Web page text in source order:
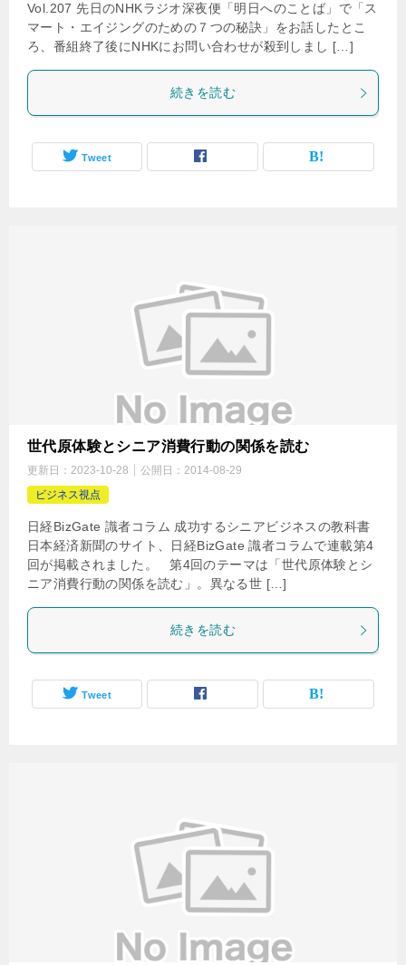
Vol.207 先日のNHKラジオ深夜便「明日へのことば」で「ス
マート・エイジングのための７つの秘訣」をお話したとこ
ろ、番組終了後にNHKにお問い合わせが殺到しまし […]
続きを読む
Tweet
世代原体験とシニア消費行動の関係を読む
更新日： 2023-10-28 公開日： 2014-08-29
ビジネス視点
日経BizGate 識者コラム 成功するシニアビジネスの教科書
日本経済新聞のサイト、日経BizGate 識者コラムで連載第4
回が掲載されました。 第4回のテーマは「世代原体験とシ
ニア消費行動の関係を読む」。異なる世 […]
続きを読む
Tweet